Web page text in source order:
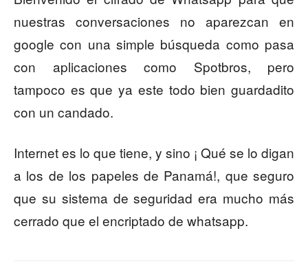
nuestras conversaciones no aparezcan en
google con una simple búsqueda como pasa
con aplicaciones como Spotbros, pero
tampoco es que ya este todo bien guardadito
con un candado.
Internet es lo que tiene, y sino ¡ Qué se lo digan
a los de los papeles de Panamá!, que seguro
que su sistema de seguridad era mucho más
cerrado que el encriptado de whatsapp.